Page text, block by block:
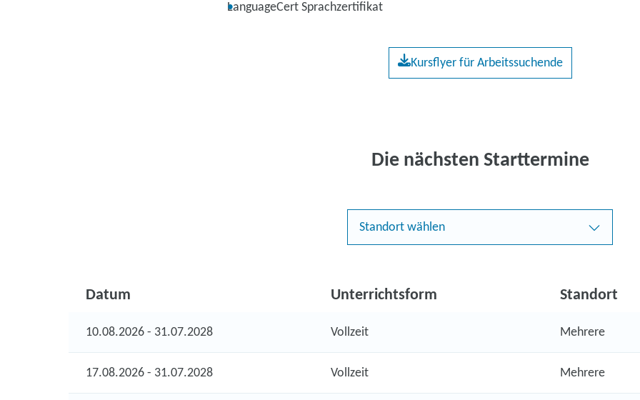
LanguageCert Sprachzertifikat
Kursflyer für Arbeitssuchende
Die nächsten Starttermine
Standort wählen
Datum Unterrichtsform Standort
10.08.2026 - 31.07.2028 Vollzeit Mehrere
17.08.2026 - 31.07.2028 Vollzeit Mehrere